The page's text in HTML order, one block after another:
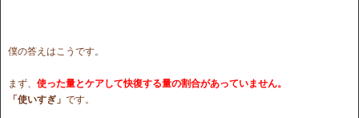
僕の答えはこうです。
まず、 使った量とケアして快復する量の割合があっていません。
「使いすぎ」 です。